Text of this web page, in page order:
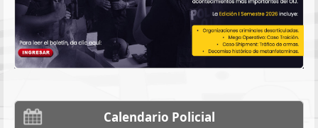
Calendario Policial